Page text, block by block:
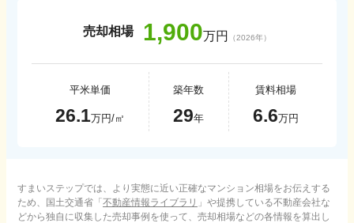
売却相場 1,900万円 （2026年）
平米単価
26.1万円/㎡
築年数
29年
賃料相場
6.6万円
すまいステップでは、より実態に近い正確なマンション相場をお伝えする
ため、国土交通省「不動産情報ライブラリ 」や提携している不動産会社な
どから独自に収集した売却事例を使って、売却相場などの各情報を算出し